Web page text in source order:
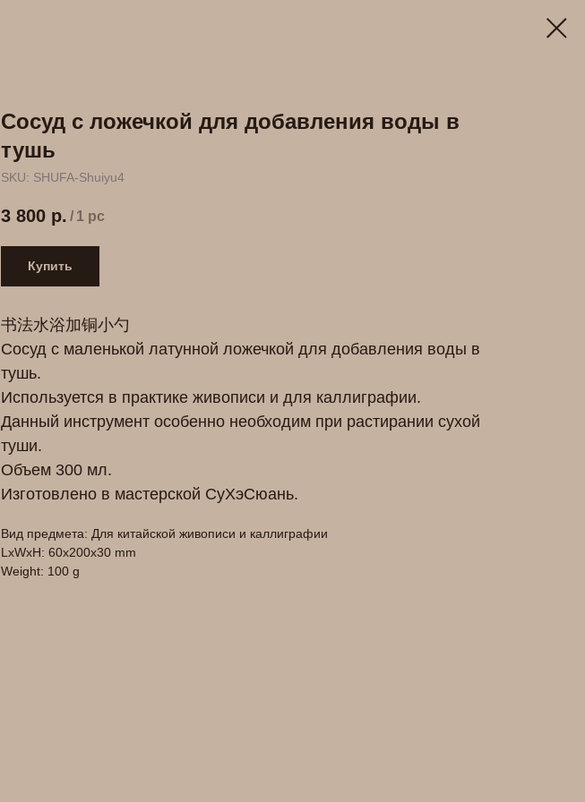
Сосуд с ложечкой для добавления воды в
тушь
SKU: SHUFA-Shuiyu4
3 800 р. / 1 pc
Купить
书法水浴加铜小勺
Сосуд с маленькой латунной ложечкой для добавления воды в
тушь.
Используется в практике живописи и для каллиграфии.
Данный инструмент особенно необходим при растирании сухой
туши.
Объем 300 мл.
Изготовлено в мастерской СуХэСюань.
Вид предмета: Для китайской живописи и каллиграфии
LxWxH: 60x200x30 mm
Weight: 100 g